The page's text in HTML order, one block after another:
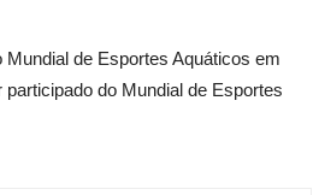
de Esportes Aquáticos em
do Mundial de Esportes